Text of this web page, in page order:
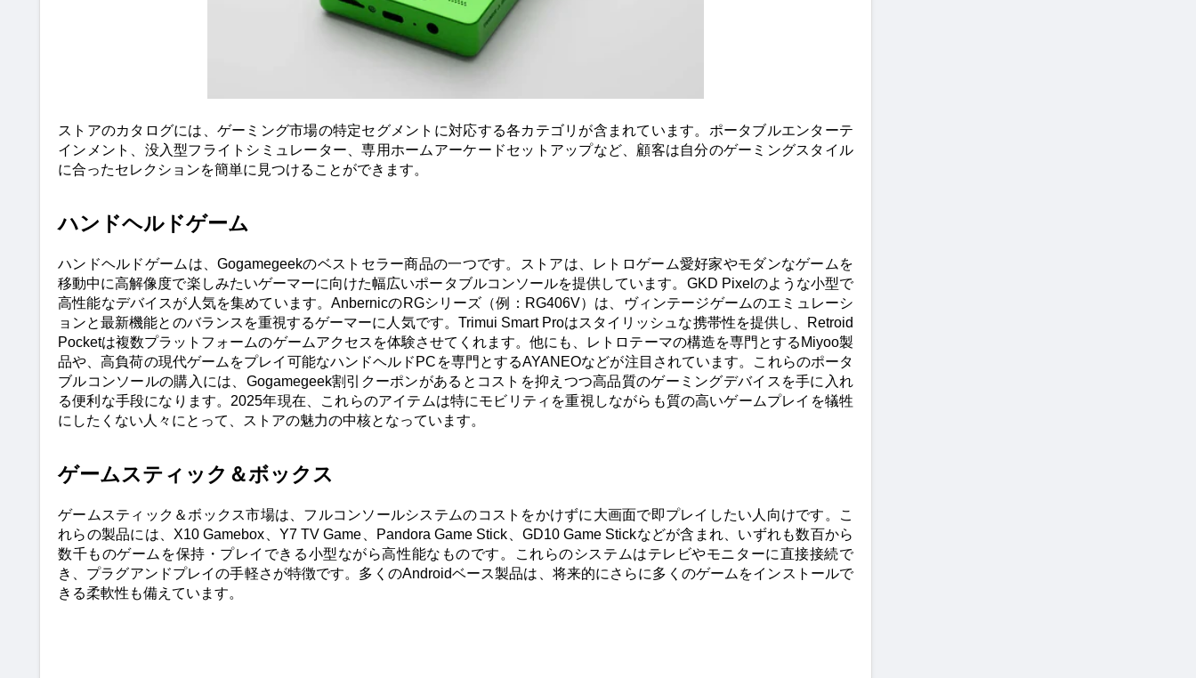
ストアのカタログには、ゲーミング市場の特定セグメントに対応する各カテゴリが含まれています。ポータブルエンターテ
インメント、没入型フライトシミュレーター、専用ホームアーケードセットアップなど、顧客は自分のゲーミングスタイル
に合ったセレクションを簡単に見つけることができます。
ハンドヘルドゲーム
ハンドヘルドゲームは、Gogamegeekのベストセラー商品の一つです。ストアは、レトロゲーム愛好家やモダンなゲームを
移動中に高解像度で楽しみたいゲーマーに向けた幅広いポータブルコンソールを提供しています。 GKD Pixelのような小型で
高性能なデバイスが人気を集めています。AnbernicのRGシリーズ（例：RG406V）は、ヴィンテージゲームのエミュレーシ
ョンと最新機能とのバランスを重視するゲーマーに人気です。Trimui Smart Proはスタイリッシュな携帯性を提供し、Retroid
Pocketは複数プラットフォームのゲームアクセスを体験させてくれます。他にも、レトロテーマの構造を専門とするMiyoo製
品や、高負荷の現代ゲームをプレイ可能なハンドヘルドPCを専門とするAYANEOなどが注目されています。 これらのポータ
ブルコンソールの購入には、Gogamegeek割引クーポンがあるとコストを抑えつつ高品質のゲーミングデバイスを手に入れ
る便利な手段になります。2025年現在、これらのアイテムは特にモビリティを重視しながらも質の高いゲームプレイを犠牲
にしたくない人々にとって、ストアの魅力の中核となっています。
ゲームスティック＆ボックス
ゲームスティック＆ボックス市場は、フルコンソールシステムのコストをかけずに大画面で即プレイしたい人向けです。こ
れらの製品には、X10 Gamebox、Y7 TV Game、Pandora Game Stick、GD10 Game Stickなどが含まれ、いずれも数百から
数千ものゲームを保持・プレイできる小型ながら高性能なものです。
これらのシステムはテレビやモニターに直接接続で
き、プラグアンドプレイの手軽さが特徴です。多くのAndroidベース製品は、将来的にさらに多くのゲームをインストールで
きる柔軟性も備えています。